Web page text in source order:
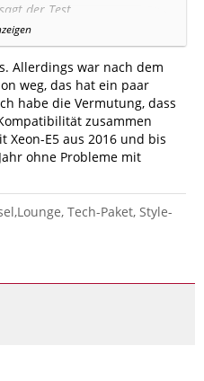
der Test,
3GHz.
man nach diesem Video
q7b0n5VK8lY ]
Allerdings war nach dem
weg, das hat ein paar
habe die Vermutung, dass
zusammen
Xeon-E5 aus 2016 und bis
ohne Probleme mit
Tech-Paket, Style-